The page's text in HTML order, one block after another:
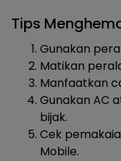
Tips
Gunakan
Matikan
Manfaatkan
Gunakan AC
bijak.
Cek
Mobile.